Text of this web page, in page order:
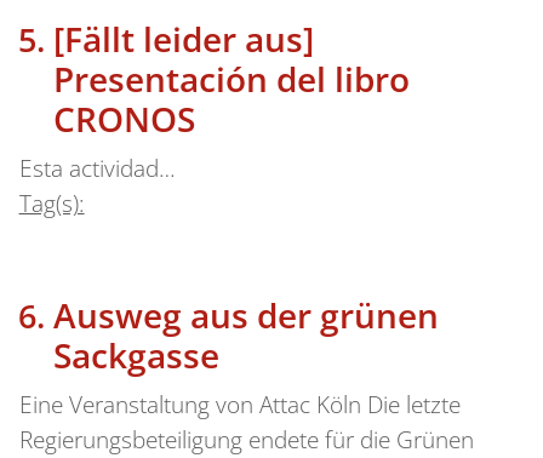
[Fällt leider aus]
Presentación del libro
CRONOS
Esta actividad…
Tag(s):
Ausweg aus der grünen
Sackgasse
Eine Veranstaltung von Attac Köln Die letzte
Regierungsbeteiligung endete für die Grünen